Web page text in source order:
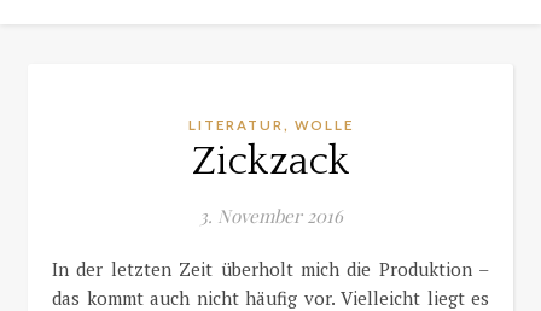
LITERATUR, WOLLE
Zickzack
3. November 2016
In der letzten Zeit überholt mich die Produktion –
das kommt auch nicht häufig vor. Vielleicht liegt es